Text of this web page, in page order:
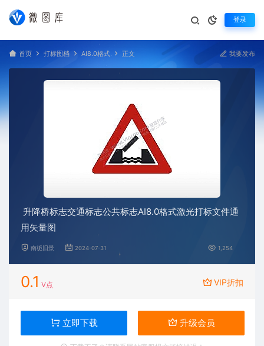
登录
首页 打标图档 AI8.0格式 正文 我要发布
升降桥标志交通标志公共标志AI8.0格式激光打标文件通
用矢量图
南栀旧景 2024-07-31 1,254
0.1 V点 VIP折扣
立即下载 升级会员